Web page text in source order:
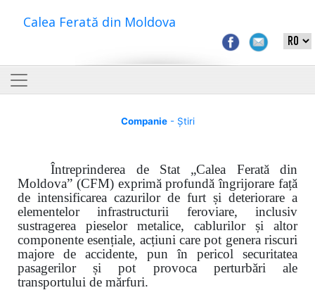
Calea Ferată din Moldova
Companie- Știri
Întreprinderea de Stat „Calea Ferată din
Moldova” (CFM) exprimă profundă îngrijorare față
de intensificarea cazurilor de furt și deteriorare a
elementelor infrastructurii feroviare, inclusiv
sustragerea pieselor metalice, cablurilor și altor
componente esențiale, acțiuni care pot genera riscuri
majore de accidente, pun în pericol securitatea
pasagerilor și pot provoca perturbări ale
transportului de mărfuri.